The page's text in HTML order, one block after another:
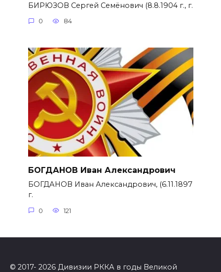
БИРЮЗОВ Сергей Семёнович (8.8.1904 г., г.
0 84
БОГДАНОВ Иван Александрович
БОГДАНОВ Иван Александрович, (6.11.1897
г.
0 121
© 2017- 2026 Дивизии РККА в годы Великой